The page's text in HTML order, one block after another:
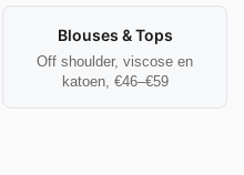
Blouses & Tops
Off shoulder, viscose en
katoen, €46–€59